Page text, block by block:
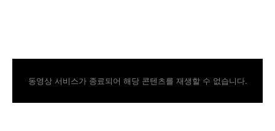
동영상 서비스가 종료되어 해당 콘텐츠를 재생할 수 없습니다.